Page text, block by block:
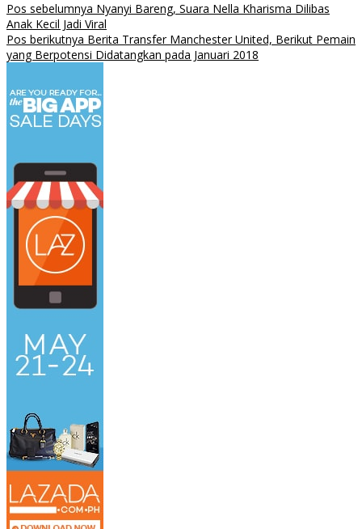
Pos sebelumnya Nyanyi Bareng, Suara Nella Kharisma Dilibas
Anak Kecil Jadi Viral
Pos berikutnya Berita Transfer Manchester United, Berikut Pemain
yang Berpotensi Didatangkan pada Januari 2018